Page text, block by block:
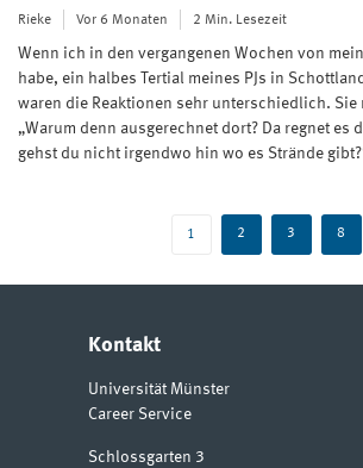
Rieke Vor 6 Monaten 2 Min. Lesezeit
Wenn ich in den vergangenen Wochen von
habe, ein halbes Tertial meines PJs in
waren die Reaktionen sehr unterschiedlich. Sie
„Warum denn ausgerechnet dort? Da regnet es
gehst du nicht irgendwo hin wo es Strände
Beitragsnavigation
1 2 3 8
Kontakt
Universität Münster
Career Service
Schlossgarten 3